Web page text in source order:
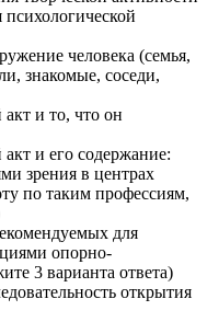
человека (семья,
знакомые, соседи,
и то, что он
и его содержание:
зрения в центрах
по таким профессиям,
для
опорно-
3 варианта ответа)
открытия